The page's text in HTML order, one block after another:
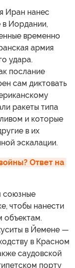
Иран нанес
в Иордании,
временно
армия
удара.
послание
сам диктовать
ракеты типа
и которые
в их
эскалации.
Ответ на
союзные
чтобы нанести
объектам.
в Йемене —
в Красном
саудовской
порту